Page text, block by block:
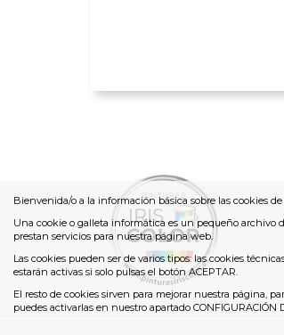
Bienvenida/o a la información básica sobre las cookies
Una cookie o galleta informática es un pequeño archivo
prestan servicios para nuestra página web.
Las cookies pueden ser de varios tipos: las cookies
estarán activas si solo pulsas el botón ACEPTAR.
El resto de cookies sirven para mejorar nuestra página,
puedes activarlas en nuestro apartado